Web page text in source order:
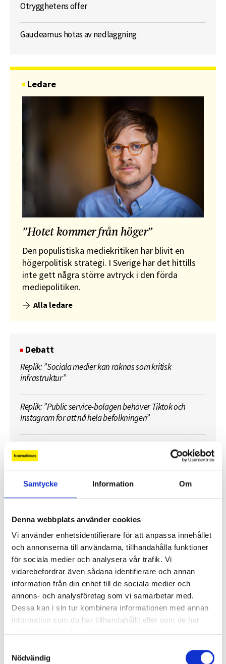
Samtycke Information Om
Denna webbplats använder cookies
Vi använder enhetsidentifierare för att anpassa innehållet
och annonserna till användarna, tillhandahålla funktioner
för sociala medier och analysera vår trafik. Vi
vidarebefordrar även sådana identifierare och annan
information från din enhet till de sociala medier och
annons- och analysföretag som vi samarbetar med.
Dessa kan i sin tur kombinera informationen med annan
information som du har tillhandahållit eller som de har
Nödvändig
Otrygghetens offer
Gaudeamus hotas av nedläggning
Ledare
”Hotet kommer från höger”
Den populistiska mediekritiken har blivit en
högerpolitisk strategi. I Sverige har det hittills
inte gett några större avtryck i den förda
mediepolitiken.
Alla ledare
Debatt
Replik: ”Sociala medier kan räknas som kritisk
infrastruktur”
Replik: ”Public service-bolagen behöver Tiktok och
Instagram för att nå hela befolkningen”
techjättarna”
Replik: ”Tv-mediet har svårare att bära verklig
komplexitet – men när det lyckas är det magiskt”
”SVT visar vetenskap – men får oss inte att tänka”
Mer debatt
PROFIL